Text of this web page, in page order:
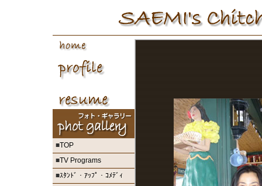
■TOP
■TV Programs
■ｽﾀﾝﾄﾞ・ｱｯﾌﾟ・ｺﾒﾃﾞｨ